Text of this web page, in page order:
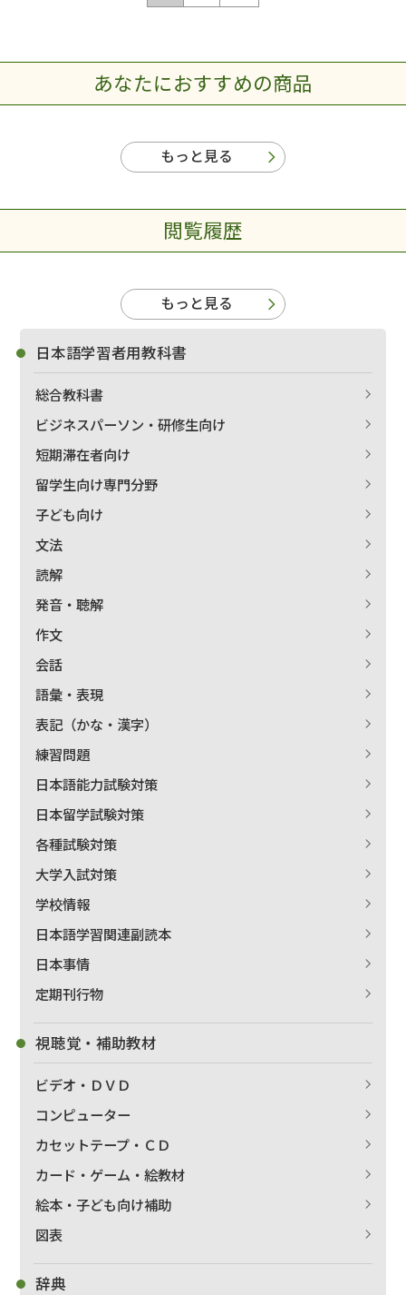
あなたにおすすめの商品
もっと見る
閲覧履歴
もっと見る
日本語学習者用教科書
総合教科書
ビジネスパーソン・研修生向け
短期滞在者向け
留学生向け専門分野
子ども向け
文法
読解
発音・聴解
作文
会話
語彙・表現
表記（かな・漢字）
練習問題
日本語能力試験対策
日本留学試験対策
各種試験対策
大学入試対策
学校情報
日本語学習関連副読本
日本事情
定期刊行物
視聴覚・補助教材
ビデオ・ＤＶＤ
コンピューター
カセットテープ・ＣＤ
カード・ゲーム・絵教材
絵本・子ども向け補助
図表
辞典